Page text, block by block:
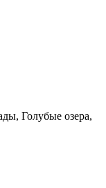
Голубые озера,